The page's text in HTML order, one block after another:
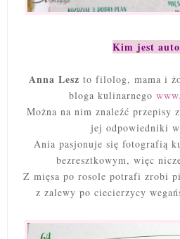
Kim jest
Anna Lesz to filolog, mama i
bloga kulinarnego
Można na nim znaleźć przepisy
jej odpowiedniki
Ania pasjonuje się fotografią
bezresztkowym, więc
Z mięsa po rosole potrafi zrobi
z zalewy po ciecierzycy